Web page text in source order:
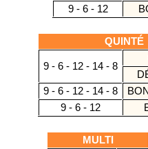
9 - 6 - 12
QUINTÉ
9 - 6 - 12 - 14 - 8
9 - 6 - 12 - 14 - 8
9 - 6 - 12
MULTI